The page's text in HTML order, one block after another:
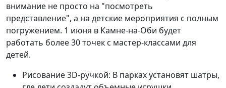
внимание не просто на "посмотреть
представление", а на детские мероприятия с полным
погружением. 1 июня в Камне-на-Оби будет
работать более 30 точек с мастер-классами для
детей.
Рисование 3D-ручкой: В парках установят шатры,